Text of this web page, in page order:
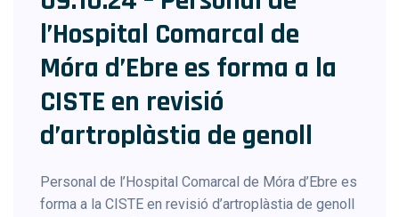
l’Hospital Comarcal de
Móra d’Ebre es forma a la
CISTE en revisió
d’artroplàstia de genoll
Personal de l’Hospital Comarcal de Móra d’Ebre es
forma a la CISTE en revisió d’artroplàstia de genoll